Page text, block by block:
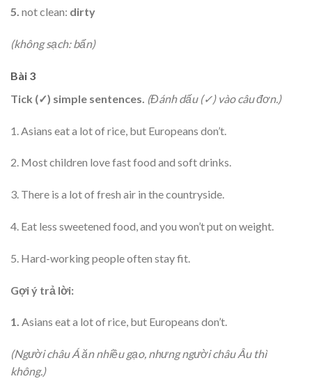
5. not clean: dirty
(không sạch: bẩn)
Bài 3
Tick (✓) simple sentences. (Đánh dấu (✓) vào câu đơn.)
1. Asians eat a lot of rice, but Europeans don’t.
2. Most children love fast food and soft drinks.
3. There is a lot of fresh air in the countryside.
4. Eat less sweetened food, and you won’t put on weight.
5. Hard-working people often stay fit.
Gợi ý trả lời:
1. Asians eat a lot of rice, but Europeans don’t.
(Người châu Á ăn nhiều gạo, nhưng người châu Âu thì
không.)